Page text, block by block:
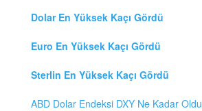
Dolar En Yüksek Kaçı Gördü
Euro En Yüksek Kaçı Gördü
Sterlin En Yüksek Kaçı Gördü
ABD Dolar Endeksi DXY Ne Kadar Oldu